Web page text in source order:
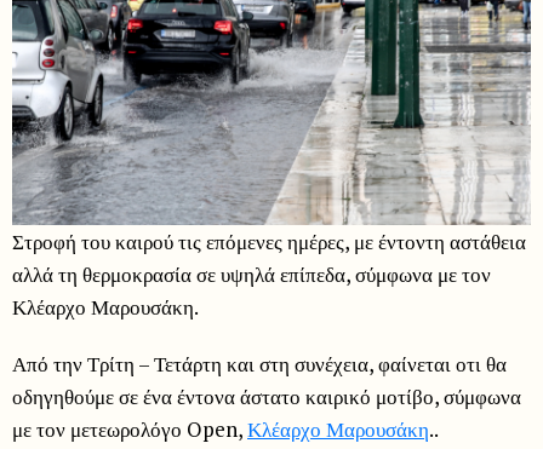
Στροφή του καιρού τις επόμενες ημέρες, με έντοντη αστάθεια
αλλά τη θερμοκρασία σε υψηλά επίπεδα, σύμφωνα με τον
Κλέαρχο Μαρουσάκη.
Από την Τρίτη – Τετάρτη και στη συνέχεια, φαίνεται οτι θα
οδηγηθούμε σε ένα έντονα άστατο καιρικό μοτίβο, σύμφωνα
με τον μετεωρολόγο Open,Κλέαρχο Μαρουσάκη..